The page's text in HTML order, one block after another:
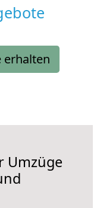
erhalten
Umzüge